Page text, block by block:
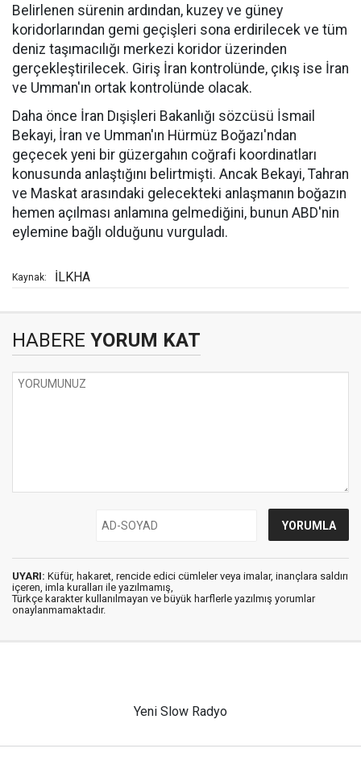
Belirlenen sürenin ardından, kuzey ve güney
koridorlarından gemi geçişleri sona erdirilecek ve tüm
deniz taşımacılığı merkezi koridor üzerinden
gerçekleştirilecek. Giriş İran kontrolünde, çıkış ise İran
ve Umman'ın ortak kontrolünde olacak.
Daha önce İran Dışişleri Bakanlığı sözcüsü İsmail
Bekayi, İran ve Umman'ın Hürmüz Boğazı'ndan
geçecek yeni bir güzergahın coğrafi koordinatları
konusunda anlaştığını belirtmişti. Ancak Bekayi, Tahran
ve Maskat arasındaki gelecekteki anlaşmanın boğazın
hemen açılması anlamına gelmediğini, bunun ABD'nin
eylemine bağlı olduğunu vurguladı.
Kaynak: İLKHA
HABERE YORUM KAT
UYARI: Küfür, hakaret, rencide edici cümleler veya imalar, inançlara saldırı
içeren, imla kuralları ile yazılmamış,
Türkçe karakter kullanılmayan ve büyük harflerle yazılmış yorumlar
onaylanmamaktadır.
Yeni Slow Radyo